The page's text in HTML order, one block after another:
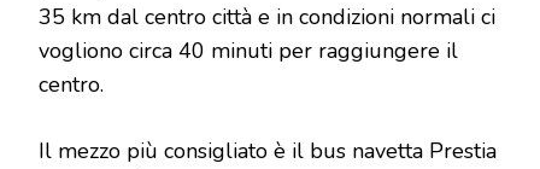
35 km dal centro città e in condizioni normali ci
vogliono circa 40 minuti per raggiungere il
centro.
Il mezzo più consigliato è il bus navetta Prestia